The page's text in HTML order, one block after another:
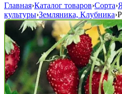
Главная›Каталог товаров›Сорта›
культуры›Земляника, Клубника›